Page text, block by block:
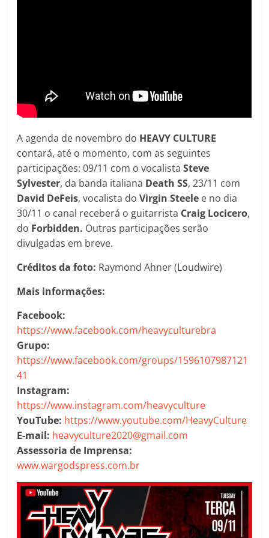
A agenda de novembro do HEAVY CULTURE
contará, até o momento, com as seguintes
participações: 09/11 com o vocalistaSteve
Sylvester, da banda italiana Death SS, 23/11 com
David DeFeis, vocalista doVirgin Steele e no dia
30/11 o canal receberá o guitarrista Craig Locicero,
do Forbidden. Outras participações serão
divulgadas em breve.
Créditos da foto: Raymond Ahner (Loudwire)
Mais informações:
Facebook:
https://www.facebook.com/heavyculturebra
Grupo:
https://www.facebook.com/groups/1596107987121
41
Instagram:
https://www.instagram.com/heavyculture
YouTube: https://www.youtube.com/HeavyCulture
E-mail: heavyculture2020@gmail.com
Assessoria de Imprensa:
www.wargodspress.com.br